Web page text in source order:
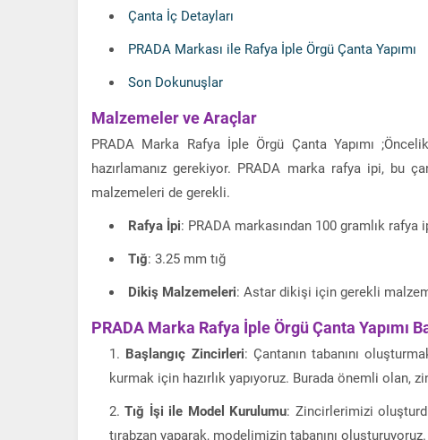
Çanta İç Detayları
PRADA Markası ile Rafya İple Örgü Çanta Yapımı
Son Dokunuşlar
Malzemeler ve Araçlar
PRADA Marka Rafya İple Örgü Çanta Yapımı
hazırlamanız gerekiyor. PRADA marka rafya ipi, bu
malzemeleri de gerekli.
Rafya İpi: PRADA markasından 100 gramlık rafya
Tığ: 3.25 mm tığ
Dikiş Malzemeleri: Astar dikişi için gerekli
PRADA Marka Rafya İple Örgü Çanta Yapımı
Başlangıç Zincirleri: Çantanın tabanını
kurmak için hazırlık yapıyoruz. Burada önemli olan,
Tığ İşi ile Model Kurulumu: Zincirlerimizi
tırabzan yaparak, modelimizin tabanını oluşturuyoruz.